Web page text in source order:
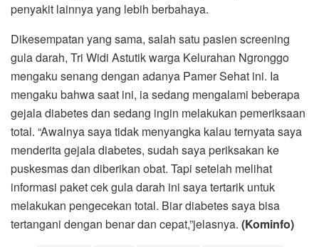
penyakit lainnya yang lebih berbahaya.
Dikesempatan yang sama, salah satu pasien screening
gula darah, Tri Widi Astutik warga Kelurahan Ngronggo
mengaku senang dengan adanya Pamer Sehat ini. Ia
mengaku bahwa saat ini, ia sedang mengalami beberapa
gejala diabetes dan sedang ingin melakukan pemeriksaan
total. “Awalnya saya tidak menyangka kalau ternyata saya
menderita gejala diabetes, sudah saya periksakan ke
puskesmas dan diberikan obat. Tapi setelah melihat
informasi paket cek gula darah ini saya tertarik untuk
melakukan pengecekan total. Biar diabetes saya bisa
tertangani dengan benar dan cepat,”jelasnya. (Kominfo)